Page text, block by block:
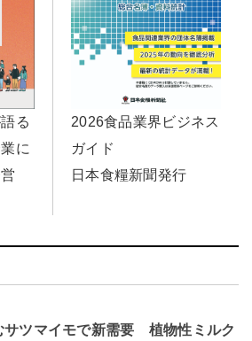
る
に
2026食品業界ビジネス
ガイド
日本食糧新聞発行
サツマイモで新需要 植物性ミルク